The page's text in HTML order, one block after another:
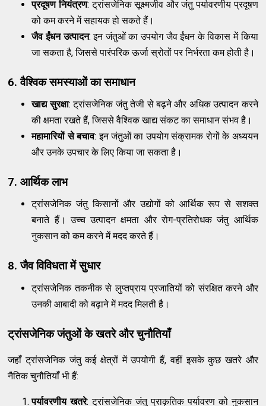
प्रदूषण नियंत्रण: ट्रांसजेनिक सूक्ष्मजीव और जंतु पर्यावरणीय प्रदूषण
को कम करने में सहायक हो सकते हैं।
जैव ईंधन उत्पादन: इन जंतुओं का उपयोग जैव ईंधन के विकास में किया
जा सकता है, जिससे पारंपरिक ऊर्जा स्रोतों पर निर्भरता कम होती है।
6. वैश्विक समस्याओं का समाधान
खाद्य सुरक्षा: ट्रांसजेनिक जंतु तेजी से बढ़ने और अधिक उत्पादन करने
की क्षमता रखते हैं, जिससे वैश्विक खाद्य संकट का समाधान संभव है।
महामारियों से बचाव: इन जंतुओं का उपयोग संक्रामक रोगों के अध्ययन
और उनके उपचार के लिए किया जा सकता है।
7. आर्थिक लाभ
ट्रांसजेनिक जंतु किसानों और उद्योगों को आर्थिक रूप से सशक्त
बनाते हैं। उच्च उत्पादन क्षमता और रोग-प्रतिरोधक जंतु आर्थिक
नुकसान को कम करने में मदद करते हैं।
8. जैव विविधता में सुधार
ट्रांसजेनिक तकनीक से लुप्तप्राय प्रजातियों को संरक्षित करने और
उनकी आबादी को बढ़ाने में मदद मिलती है।
ट्रांसजेनिक जंतुओं के खतरे और चुनौतियाँ
जहाँ ट्रांसजेनिक जंतु कई क्षेत्रों में उपयोगी हैं, वहीं इसके कुछ खतरे और
नैतिक चुनौतियाँ भी हैं:
पर्यावरणीय खतरे: ट्रांसजेनिक जंतु प्राकृतिक पर्यावरण को नुकसान